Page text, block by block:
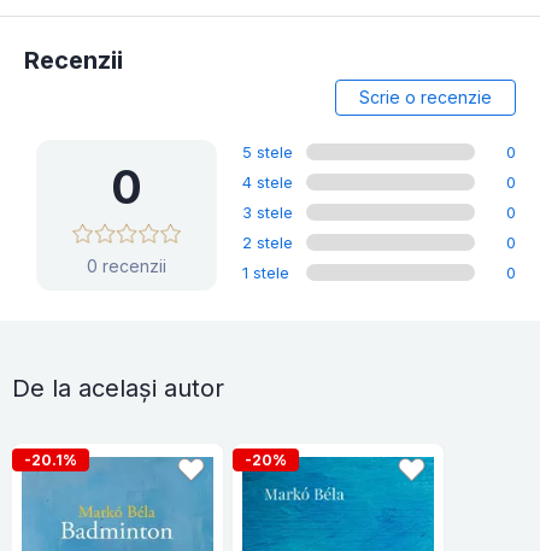
Recenzii
Scrie o recenzie
0
0 recenzii
5 stele
0
4 stele
0
3 stele
0
2 stele
0
1 stele
0
De la același autor
-20.1% -20%